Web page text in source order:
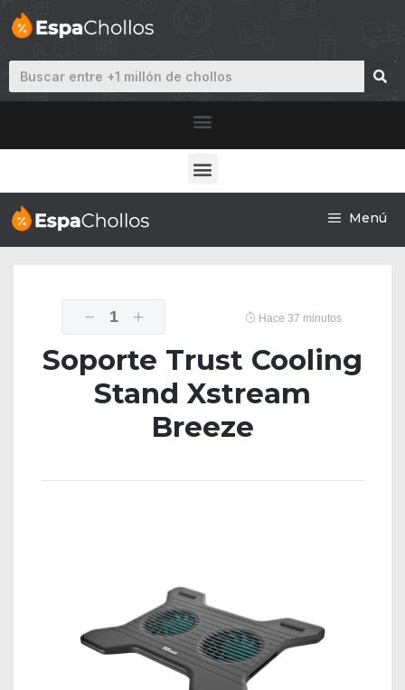
Menú
1 Hace 37 minutos
Soporte Trust Cooling
Stand Xstream
Breeze